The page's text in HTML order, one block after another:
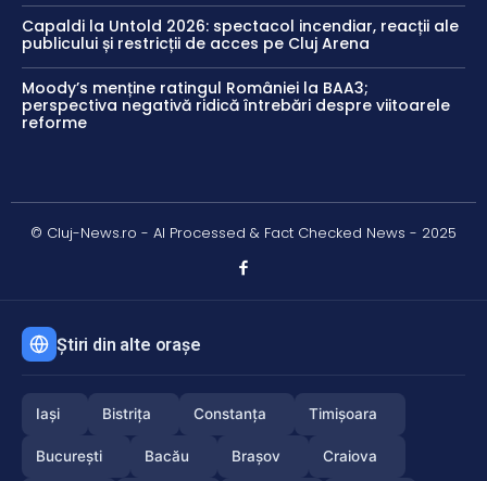
Capaldi la Untold 2026: spectacol incendiar, reacții ale
publicului și restricții de acces pe Cluj Arena
Moody’s menține ratingul României la BAA3;
perspectiva negativă ridică întrebări despre viitoarele
reforme
© Cluj-News.ro - AI Processed & Fact Checked News - 2025
Știri din alte orașe
Iași Bistrița Constanța Timișoara
București Bacău Brașov Craiova